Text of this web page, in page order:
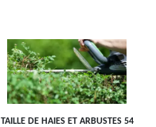
TAILLE DE HAIES ET ARBUSTES 54